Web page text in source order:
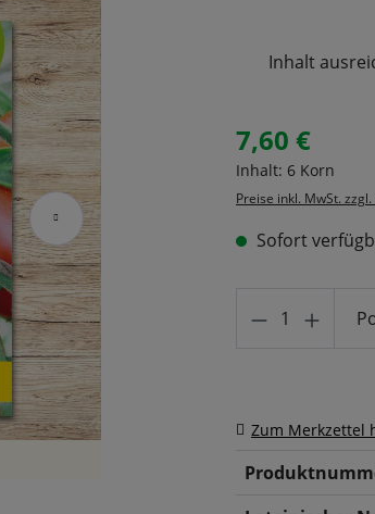
Inhalt
Regulärer Preis:
7,60 €
Inhalt: 6 Korn
Preise inkl. MwSt.
Sofort
Produkt
Zum Merkzettel